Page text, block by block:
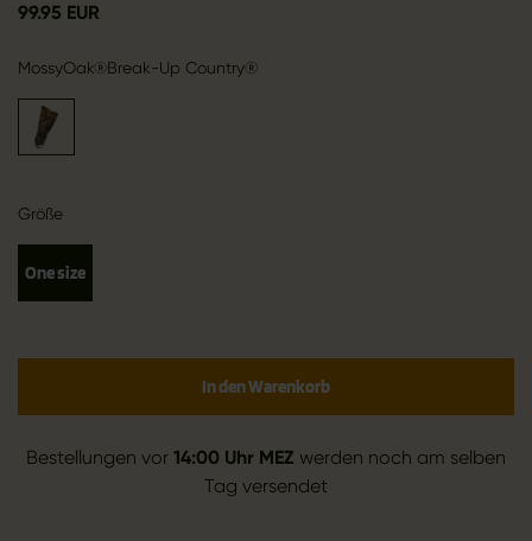
99.95 EUR
MossyOak®Break-Up Country®
Größe
One size
In den Warenkorb
Bestellungen vor 14:00 Uhr MEZ werden noch am selben
Tag versendet